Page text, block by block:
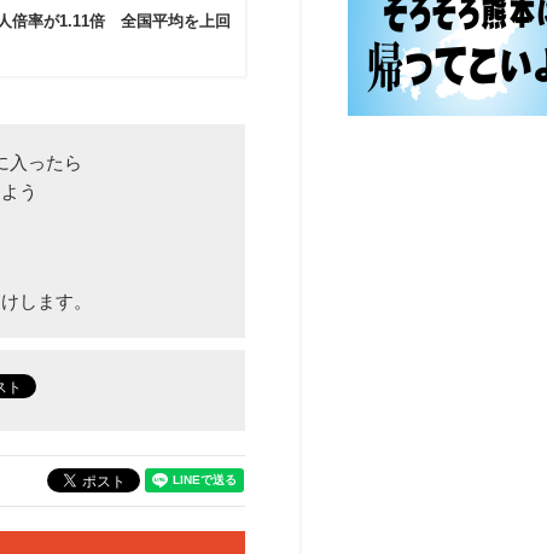
倍率が1.11倍 全国平均を上回
入ったら
う
します。